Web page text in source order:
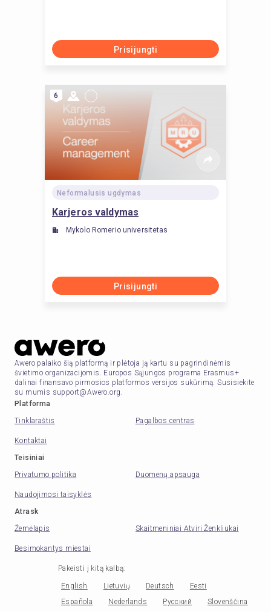
Prisijungti
6
Neformalusis ugdymas
Karjeros valdymas
Mykolo Romerio universitetas
Prisijungti
Awero palaiko šią platformą ir plėtoja ją kartu su pagrindinėmis
švietimo organizacijomis. Europos Sąjungos programa Erasmus+
dalinai finansavo pirmosios platformos versijos sukūrimą. Susisiekite
su mumis support@Awero.org.
Platforma
Tinklaraštis
Pagalbos centras
Kontaktai
Teisiniai
Privatumo politika
Duomenų apsauga
Naudojimosi taisyklės
Atrask
Žemėlapis
Skaitmeniniai Atviri Ženkliukai
Besimokantys miestai
Pakeisti į kitą kalbą:
English Lietuvių Deutsch
Eesti
Española
Nederlands Русский Slovenščina